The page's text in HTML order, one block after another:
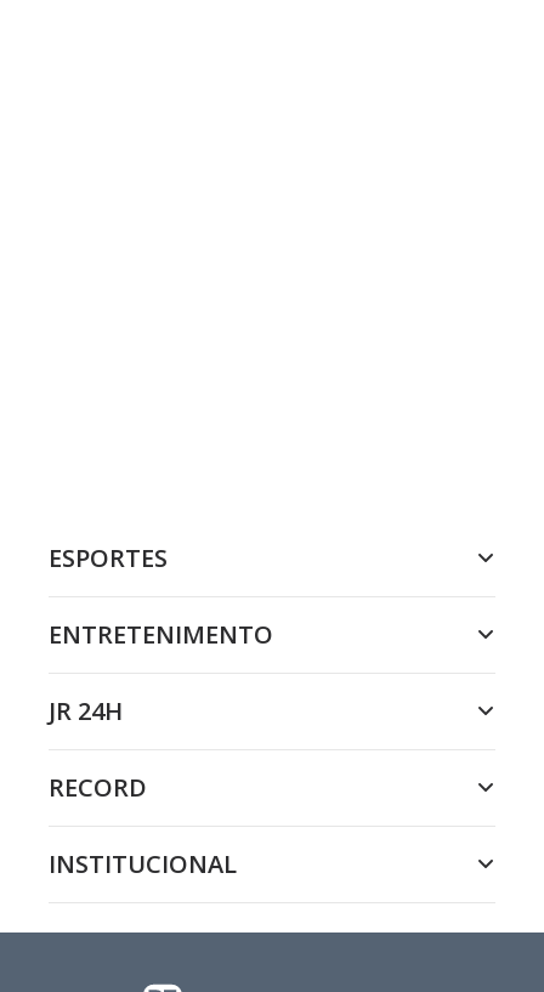
ESPORTES
ENTRETENIMENTO
JR 24H
RECORD
INSTITUCIONAL